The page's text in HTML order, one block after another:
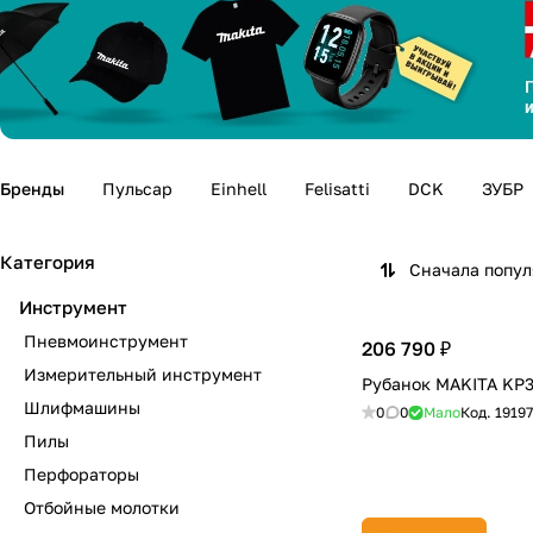
Бренды Пульсар Einhell Felisatti DCK ЗУБР
Сначала
206 790 ₽
Рубанок MAKITA
0 0 МалоКод. 19197
Категория
Инструмент
Пневмоинструмент
Измерительный инструмент
Шлифмашины
Пилы
Перфораторы
Отбойные молотки